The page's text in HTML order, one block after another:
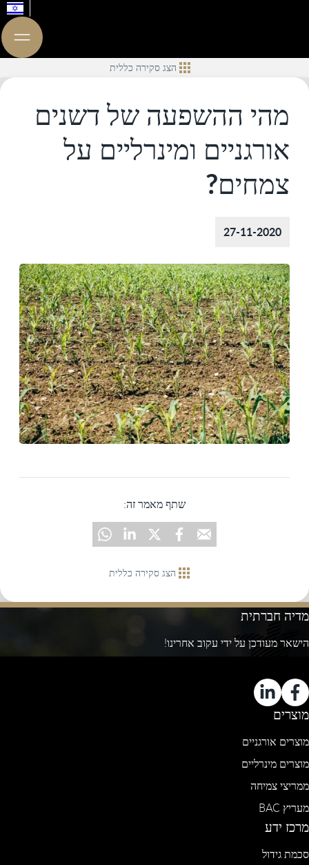
הצג סקירה כללית
מהי ההשפעה של דשנים
אורגניים ומינרליים על
צמחים?
27-11-2020
שתף מאמר זה:
הצג סקירה כללית
מדיה חברתית
הישאר מעודכן על ידי עקוב אחרינו!
מוצרים
מוצרים אורגניים
מוצרים מינרליים
ממריצי צמיחה
מעריץ BAC
מרכז ידע
סכמת גידול